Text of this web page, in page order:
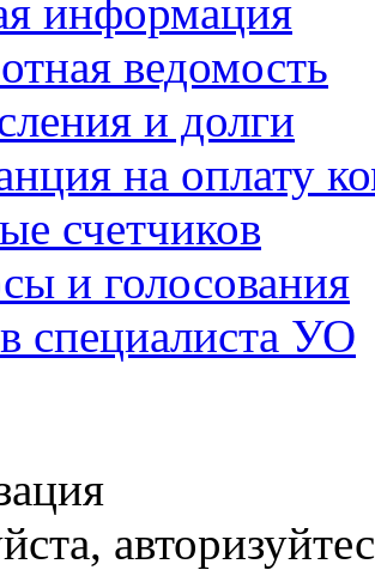
информация
ведомость
и долги
на оплату
счетчиков
и голосования
специалиста УО